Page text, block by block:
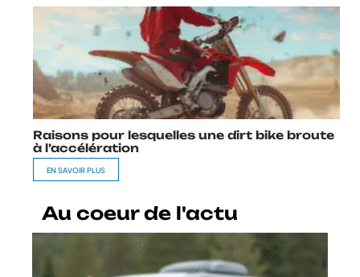
Raisons pour lesquelles une dirt bike broute
à l’accélération
EN SAVOIR PLUS
Au coeur de l'actu